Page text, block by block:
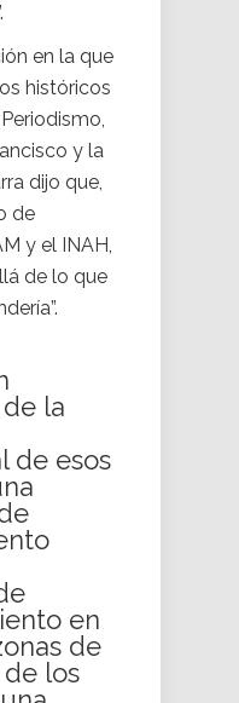
en la que
históricos
y la
dijo que,
de
y el INAH,
de lo que
la
de esos
en
de
los